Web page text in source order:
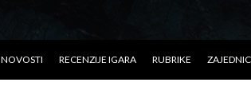
NOVOSTI RECENZIJE IGARA RUBRIKE